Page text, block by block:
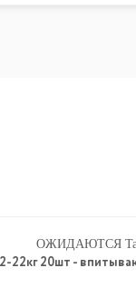
20шт -